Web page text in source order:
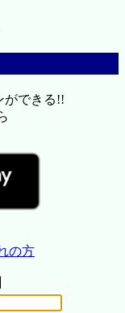
ができる!!
の方